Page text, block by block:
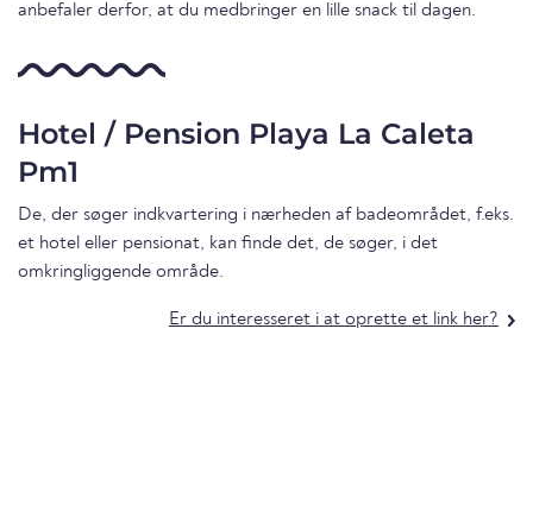
anbefaler derfor, at du medbringer en lille snack til dagen.
Hotel / Pension Playa La Caleta
Pm1
De, der søger indkvartering i nærheden af badeområdet, f.eks.
et hotel eller pensionat, kan finde det, de søger, i det
omkringliggende område.
Er du interesseret i at oprette et link her?